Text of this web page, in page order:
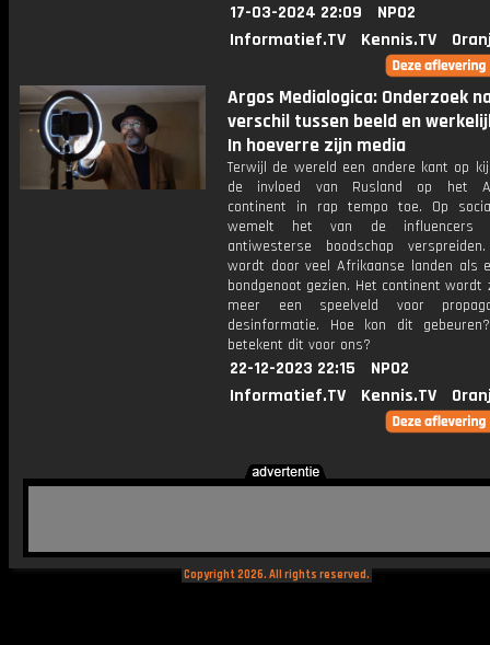
17-03-2024 22:09
NPO2
Informatief.TV
Kennis.TV
Argos Medialogica: Onderzoek
verschil tussen beeld en
In hoeverre zijn media
Terwijl de wereld een andere kant op
de invloed van Rusland op het
continent in rap tempo toe. Op
wemelt het van de influencers
antiwesterse boodschap
wordt door veel Afrikaanse landen als
bondgenoot gezien. Het continent wordt
meer een speelveld voor
desinformatie. Hoe kon dit
betekent dit voor ons?
22-12-2023 22:15
NPO2
Informatief.TV
Kennis.TV
Copyright 2026. All rights reserved.